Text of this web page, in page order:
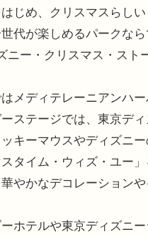
じめ、クリスマスらしい
代が楽しめるパークな
ニー・クリスマス・ス
メディテレーニアンハ
ステージでは、東京デ
キーマウスやディズニ
タイム・ウィズ・ユー
やかなデコレーション
ホテルや東京ディズニ